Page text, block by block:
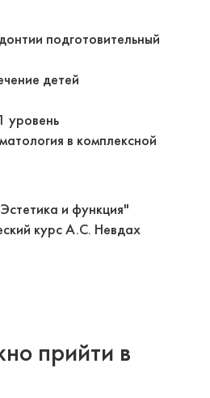
подготовительный
детей
уровень
в комплексной
и функция"
курс А.С. Невдах
прийти в